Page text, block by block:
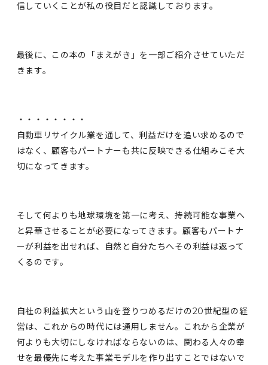
信していくことが私の役目だと認識しております。
最後に、この本の「まえがき」を一部ご紹介させていただ
きます。
・・・・・・・・
自動車リサイクル業を通して、利益だけを追い求めるので
はなく、顧客もパートナーも共に反映できる仕組みこそ大
切になってきます。
そして何よりも地球環境を第一に考え、持続可能な事業へ
と昇華させることが必要になってきます。顧客もパートナ
ーが利益を出せれば、自然と自分たちへその利益は返って
くるのです。
自社の利益拡大という山を登りつめるだけの20世紀型の経
営は、これからの時代には通用しません。これから企業が
何よりも大切にしなければならないのは、関わる人々の幸
せを最優先に考えた事業モデルを作り出すことではないで